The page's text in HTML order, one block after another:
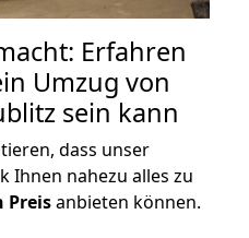
Erfahren
Umzug von
sein kann
dass unser
Ihnen nahezu alles zu
Preisanbieten können.